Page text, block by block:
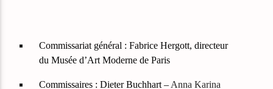
Commissariat général : Fabrice Hergott, directeur
du Musée d’Art Moderne de Paris
Commissaires : Dieter Buchhart – Anna Karina